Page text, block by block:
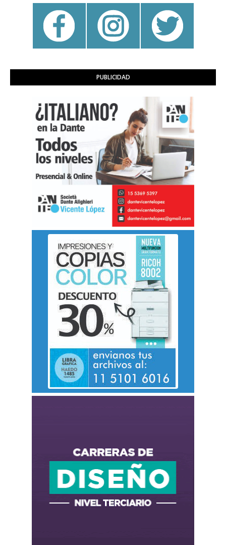
PUBLICIDAD